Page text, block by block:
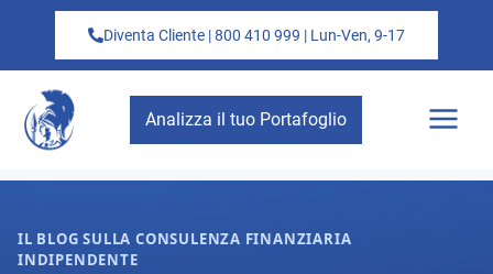
Diventa Cliente | 800 410 999 | Lun-Ven, 9-17
Analizza il tuo Portafoglio
IL BLOG SULLA CONSULENZA FINANZIARIA
INDIPENDENTE